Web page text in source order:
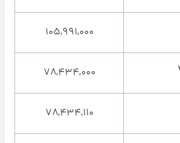
۱۰۵,۹۹۱,۰۰۰
۷۸,۴۳۴,۰۰۰
۷۸,۴۳۴,۱۱۰